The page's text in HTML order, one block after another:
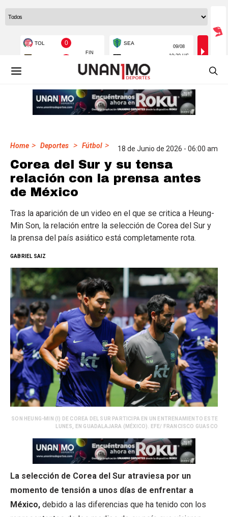
Home > Deportes > Fútbol > 18 de Junio de 2026 - 06:00 am
Corea del Sur y su tensa
relación con la prensa antes
de México
Tras la aparición de un video en el que se critica a Heung-
Min Son, la relación entre la selección de Corea del Sur y
la prensa del país asiático está completamente rota.
GABRIEL SAIZ
SON HEUNG-MIN (I) DE COREA DEL SUR PARTICIPA EN UN ENTRENAMIENTO ESTE
LUNES, EN GUADALAJARA (MÉXICO). EFE/ FRANCISCO GUASCO
La selección de Corea del Sur atraviesa por un
momento de tensión a unos días de enfrentar a
México, debido a las diferencias que ha tenido con los